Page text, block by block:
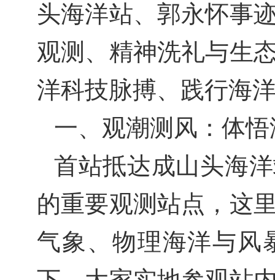
头海洋站、郭永怀事
观测、精神洗礼与生
洋科技脉搏、践行海
一、观潮测风：体
首站抵达成山头海
的重要观测站点，这
气象、物理海洋与风